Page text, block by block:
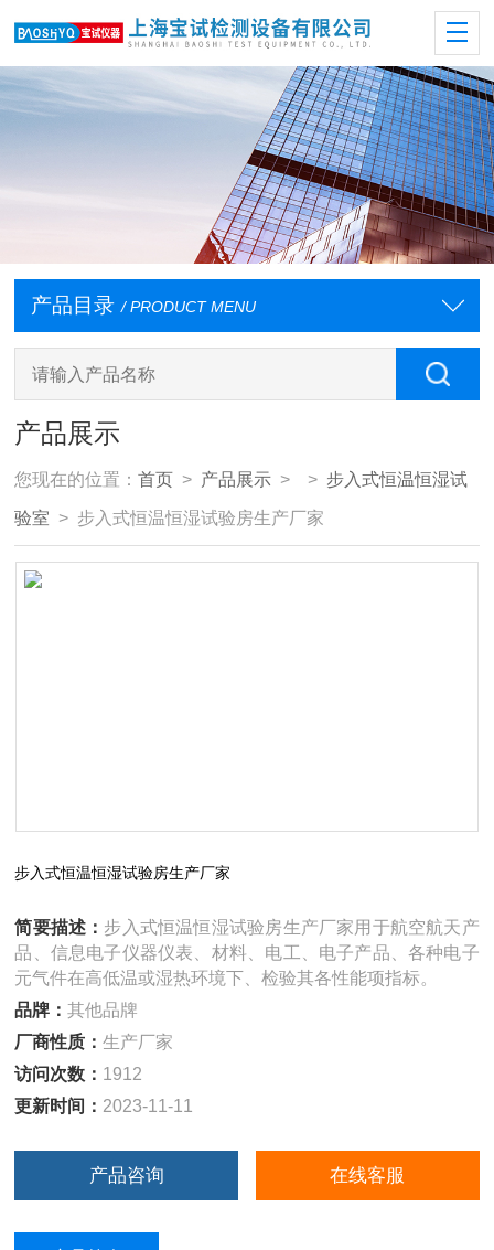
产品目录 / PRODUCT MENU
产品展示
您现在的位置：首页 > 产品展示 > > 步入式恒温恒湿试
验室 > 步入式恒温恒湿试验房生产厂家
步入式恒温恒湿试验房生产厂家
简要描述： 步入式恒温恒湿试验房生产厂家用于航空航天产
品、信息电子仪器仪表、材料、电工、电子产品、各种电子
元气件在高低温或湿热环境下、检验其各性能项指标。
品牌：其他品牌
厂商性质：生产厂家
访问次数： 1912
更新时间： 2023-11-11
产品咨询 在线客服